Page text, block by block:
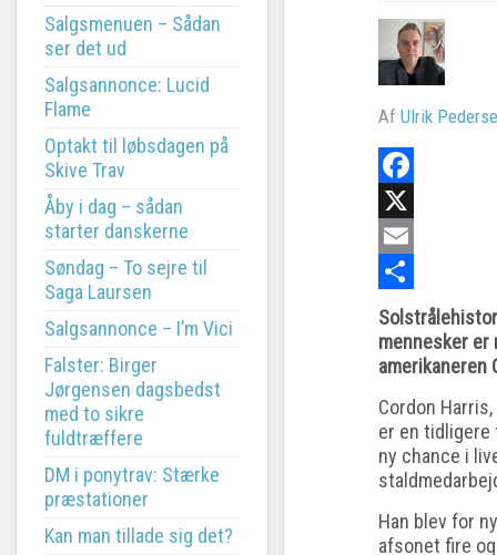
AfUlrik
Facebook
X
Email
Share
mennesker er
amerikaneren
Cordon
er en tidligere
ny chance i
Han blev for
afsonet fire
Salgsmenuen – Sådan
ser det ud
Salgsannonce: Lucid
Flame
Optakt til løbsdagen på
Skive Trav
Åby i dag – sådan
starter danskerne
Søndag – To sejre til
Saga Laursen
Salgsannonce – I’m Vici
Falster: Birger
Jørgensen dagsbedst
med to sikre
fuldtræffere
DM i ponytrav: Stærke
præstationer
Kan man tillade sig det?